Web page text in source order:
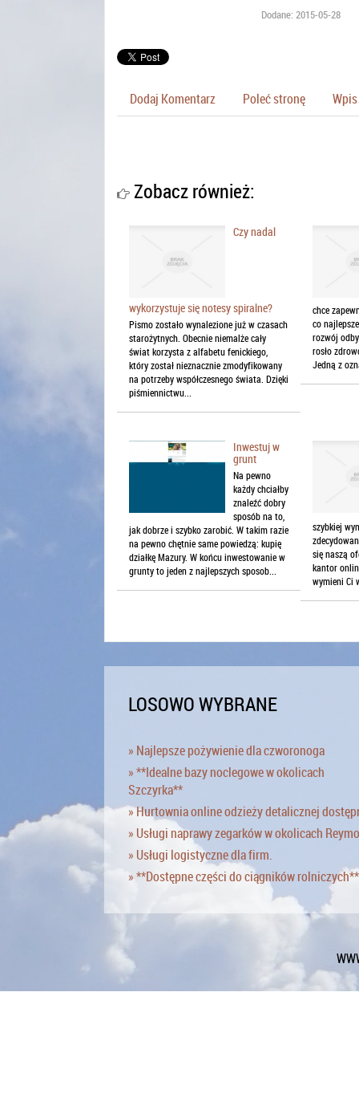
Dodane: 2015-05-28
Dodaj Komentarz Poleć stronę
Zobacz również:
Czy nadal
wykorzystuje się notesy spiralne?
Pismo zostało wynalezione już w czasach
starożytnych. Obecnie niemalże cały
świat korzysta z alfabetu fenickiego,
który został nieznacznie zmodyfikowany
na potrzeby współczesnego świata. Dzięki
piśmiennictwu...
chce
co
rozwój
rosło
Jedną z
Inwestuj w
grunt
Na pewno
każdy chciałby
znaleźć dobry
sposób na to,
jak dobrze i szybko zarobić. W takim razie
na pewno chętnie same powiedzą: kupię
działkę Mazury. W końcu inwestowanie w
grunty to jeden z najlepszych sposob...
szybkiej
się naszą
kantor
wymieni Ci
LOSOWO WYBRANE
» Najlepsze pożywienie dla czworonoga
» **Idealne bazy noclegowe w okolicach
Szczyrka**
» Hurtownia online odzieży detalicznej
» Usługi naprawy zegarków w okolicach
» Usługi logistyczne dla firm.
» **Dostępne części do ciągników rolniczych**